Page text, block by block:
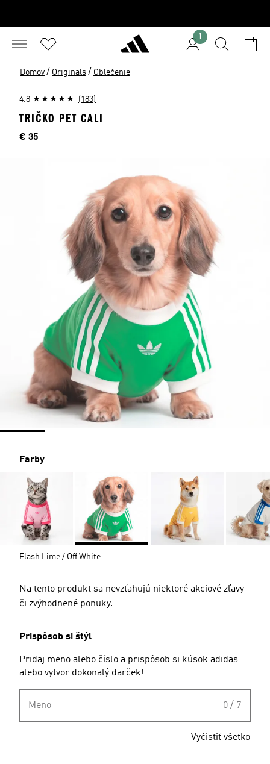
1
Domov / Originals / Oblečenie
4.8 (183)
TRIČKO PET CALI
Cena
€ 35
Farby
Flash Lime / Off White
Na tento produkt sa nevzťahujú niektoré akciové zľavy
či zvýhodnené ponuky.
Prispôsob si štýl
Pridaj meno alebo číslo a prispôsob si kúsok adidas
alebo vytvor dokonalý darček!
Meno 0 / 7
Vyčistiť všetko